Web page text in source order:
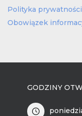
Polityka prywatności
Obowiązek
GODZINY